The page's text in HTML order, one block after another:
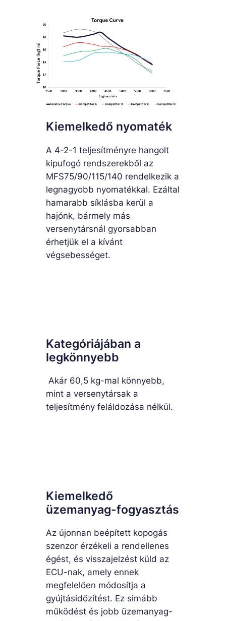
Kiemelkedő nyomaték
A 4-2-1 teljesítményre hangolt
kipufogó rendszerekből az
MFS75/90/115/140 rendelkezik a
legnagyobb nyomatékkal. Ezáltal
hamarabb síklásba kerül a
hajónk, bármely más
versenytársnál gyorsabban
érhetjük el a kívánt
végsebességet.
Kategóriájában a
legkönnyebb
Akár 60,5 kg-mal könnyebb,
mint a versenytársak a
teljesítmény feláldozása nélkül.
Kiemelkedő
üzemanyag-fogyasztás
Az újonnan beépített kopogás
szenzor érzékeli a rendellenes
égést, és visszajelzést küld az
ECU-nak, amely ennek
megfelelően módosítja a
gyújtásidőzítést. Ez simább
működést és jobb üzemanyag-